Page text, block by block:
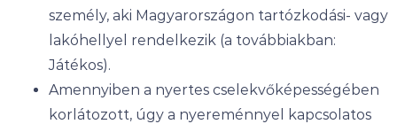
személy, aki Magyarországon tartózkodási- vagy
lakóhellyel rendelkezik (a továbbiakban:
Játékos).
Amennyiben a nyertes cselekvőképességében
korlátozott, úgy a nyereménnyel kapcsolatos